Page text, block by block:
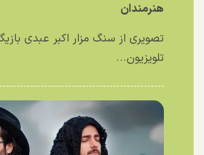
هنرمندان
تصویری از سنگ مزار اکبر عبدی
تلویزیون...